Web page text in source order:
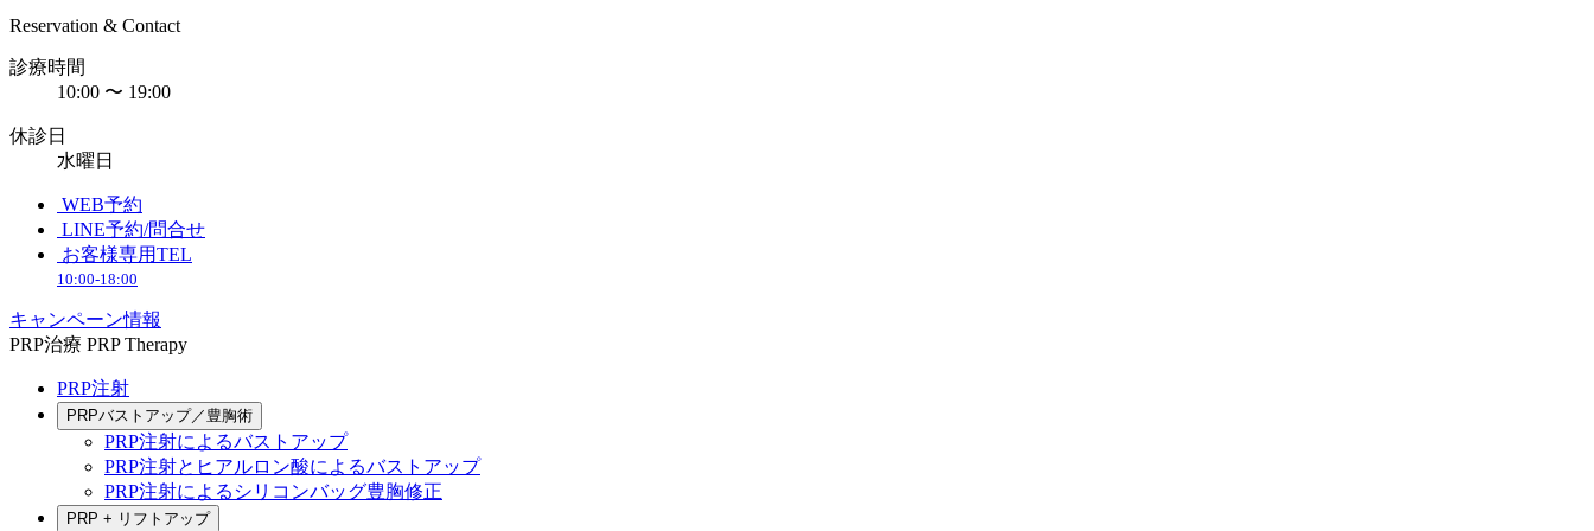
Reservation & Contact
診療時間
10:00 〜 19:00
休診日
水曜日
WEB予約
LINE予約/問合せ
お客様専用TEL
10:00-18:00
キャンペーン情報
PRP治療 PRP Therapy
PRP注射
PRPバストアップ／豊胸術
PRP注射によるバストアップ
PRP注射とヒアルロン酸によるバストアップ
PRP注射によるシリコンバッグ豊胸修正
PRP + リフトアップ